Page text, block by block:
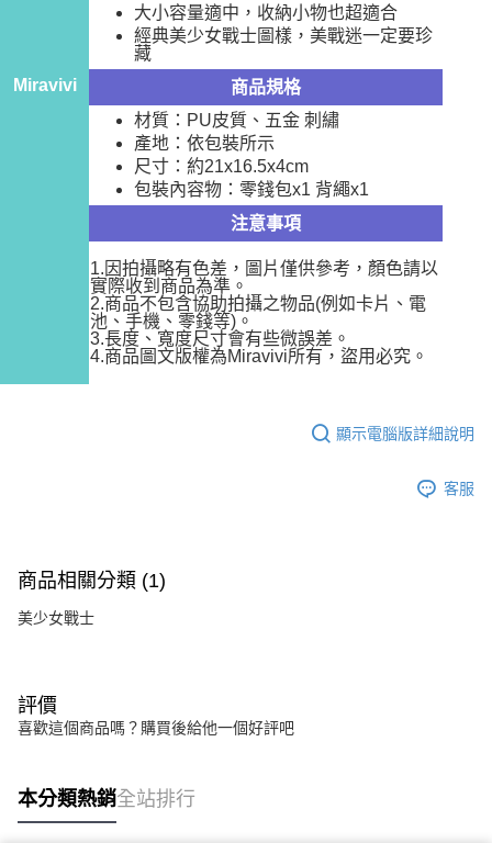
１．透過由恩沛科技股份有限公司提供之「AFTEE先享後付」服務完成之交
易，需依本服務之必要範圍內提供個人資料，並將交易相關給付款項請求債
權轉讓予恩沛科技股份有限公司。
２．關於個人資料處理事宜，請瀏覽以下網址：
https://aftee.tw/terms/#terms3
３．未成年的使用者請事先徵得法定代理人或監護人之同意方可使用
「AFTEE先享後付」，若未經同意申辦者引起之損失，本公司不負相關責
４．使用「AFTEE先享後付」時，將依據個別帳號之用戶狀況，依本公司即
時審查核予不同之上限額度；若仍有額度不足之情形，本公司將視審查結果
請求用戶進行身份認證。
５．嚴禁一人註冊多個帳號或使用他人資訊註冊。若發現惡意使用之情形，
恩沛科技股份有限公司將有權停止該用戶之使用額度並採取法律行動。
每筆NT$120，滿NT$499(含以上)免運費
Miravivi
大小容量適中，收納小物也超適合
經典美少女戰士圖樣，美戰迷一定要珍
藏
商品規格
材質：PU皮質、五金 刺繡
產地：依包裝所示
尺寸：約21x16.5x4cm
包裝內容物：零錢包x1 背繩x1
注意事項
1.因拍攝略有色差，圖片僅供參考，顏色請以
實際收到商品為準。
2.商品不包含協助拍攝之物品(例如卡片、電
池、手機、零錢等)。
3.長度、寬度尺寸會有些微誤差。
4.商品圖文版權為Miravivi所有，盜用必究。
顯示電腦版詳細說明
客服
商品相關分類 (1)
美少女戰士
評價
喜歡這個商品嗎？購買後給他一個好評吧
本分類熱銷全站排行